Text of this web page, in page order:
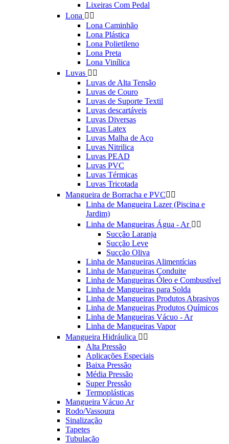
Lixeiras Com Pedal
Lona  
Lona Caminhão
Lona Plástica
Lona Polietileno
Lona Preta
Lona Vinílica
Luvas  
Luvas de Alta Tensão
Luvas de Couro
Luvas de Suporte Textil
Luvas descartáveis
Luvas Diversas
Luvas Latex
Luvas Malha de Aço
Luvas Nitrilica
Luvas PEAD
Luvas PVC
Luvas Térmicas
Luvas Tricotada
Mangueira de Borracha e PVC 
Linha de Mangueira Lazer (Piscina e
Jardim)
Linha de Mangueiras Água - Ar  
Sucção Laranja
Sucção Leve
Sucção Oliva
Linha de Mangueiras Alimentícias
Linha de Mangueiras Conduite
Linha de Mangueiras Óleo e Combustível
Linha de Mangueiras para Solda
Linha de Mangueiras Produtos Abrasivos
Linha de Mangueiras Produtos Químicos
Linha de Mangueiras Vácuo - Ar
Linha de Mangueiras Vapor
Mangueira Hidráulica  
Alta Pressão
Aplicações Especiais
Baixa Pressão
Média Pressão
Super Pressão
Termoplásticas
Mangueira Vácuo Ar
Rodo/Vassoura
Sinalização
Tapetes
Tubulação